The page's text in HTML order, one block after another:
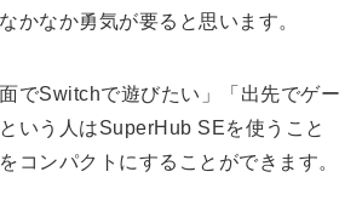
かなか勇気が要ると思います。
でSwitchで遊びたい」「出先でゲー
いう人はSuperHub SEを使うこと
コンパクトにすることができます。